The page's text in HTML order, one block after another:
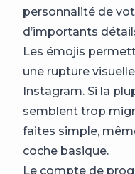
personnalité de
d’importants
Les émojis
une rupture
Instagram. Si la
semblent trop
faites simple,
coche basique.
Le compte de